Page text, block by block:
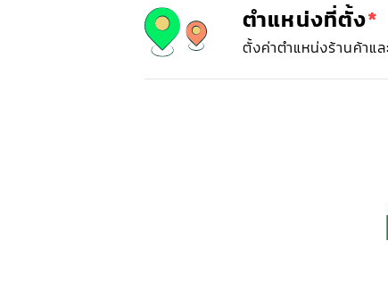
ตำแหน่งที่ตั้ง*
ตั้งค่าตำแหน่งร้านค้าแล